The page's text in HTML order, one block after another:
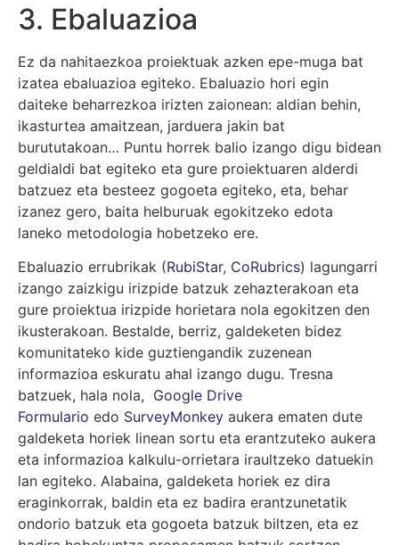
3. Ebaluazioa
Ez da nahitaezkoa proiektuak azken epe-muga bat
izatea ebaluazioa egiteko. Ebaluazio hori egin
daiteke beharrezkoa irizten zaionean: aldian behin,
ikasturtea amaitzean, jarduera jakin bat
burututakoan… Puntu horrek balio izango digu bidean
geldialdi bat egiteko eta gure proiektuaren alderdi
batzuez eta besteez gogoeta egiteko, eta, behar
izanez gero, baita helburuak egokitzeko edota
laneko metodologia hobetzeko ere.
Ebaluazio errubrikak (RubiStar, CoRubrics) lagungarri
izango zaizkigu irizpide batzuk zehazterakoan eta
gure proiektua irizpide horietara nola egokitzen den
ikusterakoan. Bestalde, berriz, galdeketen bidez
komunitateko kide guztiengandik zuzenean
informazioa eskuratu ahal izango dugu. Tresna
batzuek, hala nola, Google Drive
Formulario edo SurveyMonkey aukera ematen dute
galdeketa horiek linean sortu eta erantzuteko aukera
eta informazioa kalkulu-orrietara iraultzeko datuekin
lan egiteko. Alabaina, galdeketa horiek ez dira
eraginkorrak, baldin eta ez badira erantzunetatik
ondorio batzuk eta gogoeta batzuk biltzen, eta ez